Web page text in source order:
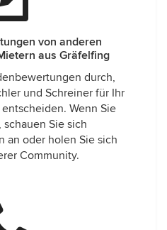
von anderen
aus Gräfelfing
durch,
und Schreiner für Ihr
Wenn Sie
schauen Sie sich
an oder holen Sie sich
Community.